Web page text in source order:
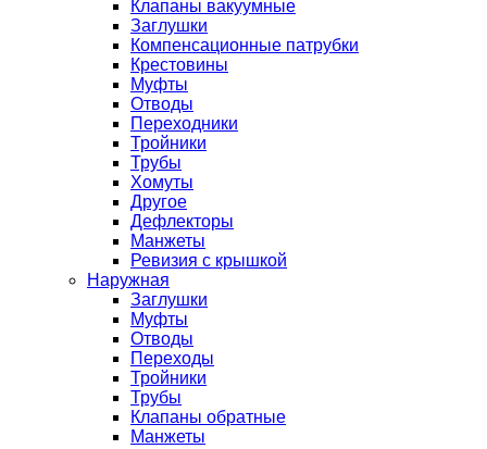
Клапаны вакуумные
Заглушки
Компенсационные патрубки
Крестовины
Муфты
Отводы
Переходники
Тройники
Трубы
Хомуты
Другое
Дефлекторы
Манжеты
Ревизия с крышкой
Наружная
Заглушки
Муфты
Отводы
Переходы
Тройники
Трубы
Клапаны обратные
Манжеты